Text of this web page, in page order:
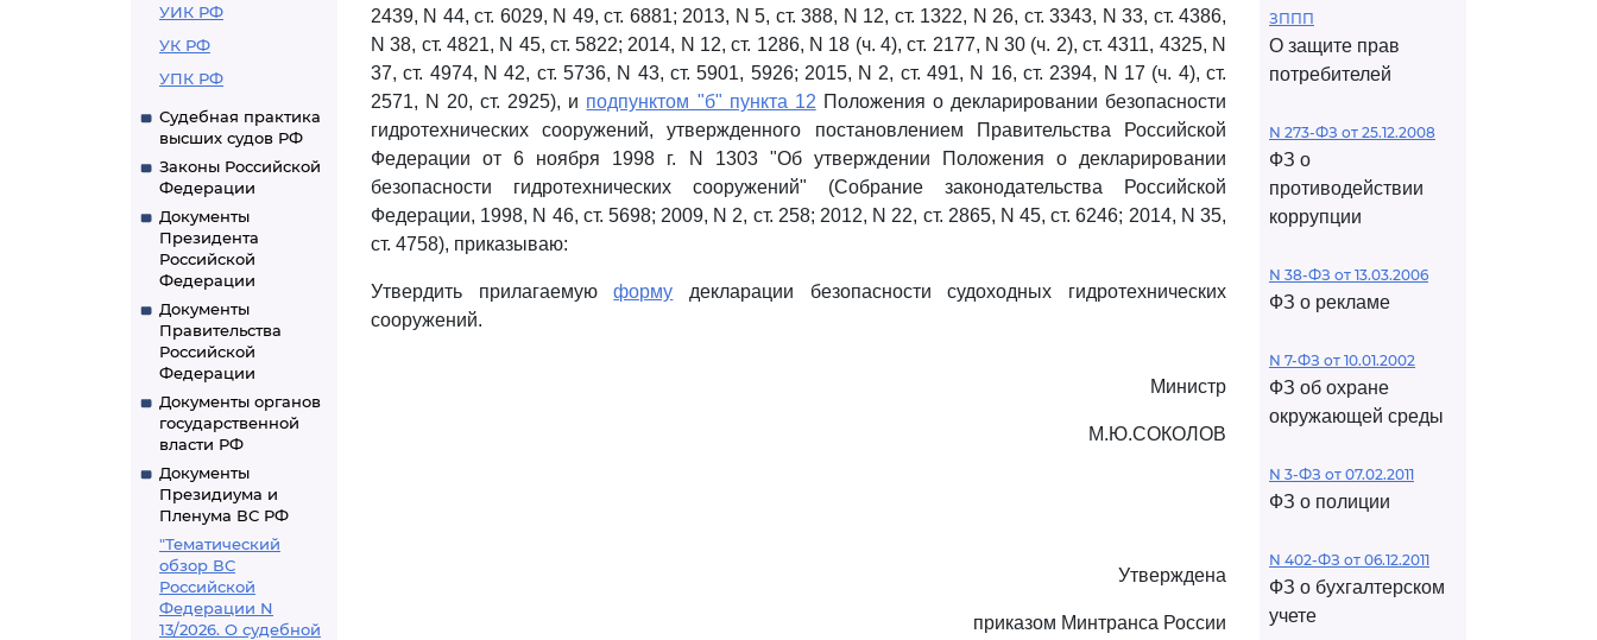
УИК РФ
УК РФ
УПК РФ
Судебная практика
высших судов РФ
Законы Российской
Федерации
Документы
Президента
Российской
Федерации
Документы
Правительства
Российской
Федерации
Документы органов
государственной
власти РФ
Документы
Президиума и
Пленума ВС РФ
"Тематический
обзор ВС
Российской
Федерации N
13/2026. О судебной
2439, N 44, ст. 6029, N 49, ст. 6881; 2013, N 5, ст. 388, N 12, ст. 1322, N 26, ст. 3343, N 33, ст. 4386,
N 38, ст. 4821, N 45, ст. 5822; 2014, N 12, ст. 1286, N 18 (ч. 4), ст. 2177, N 30 (ч. 2), ст. 4311, 4325, N
37, ст. 4974, N 42, ст. 5736, N 43, ст. 5901, 5926; 2015, N 2, ст. 491, N 16, ст. 2394, N 17 (ч. 4), ст.
2571, N 20, ст. 2925), и подпунктом "б" пункта 12 Положения о декларировании безопасности
гидротехнических сооружений, утвержденного постановлением Правительства Российской
Федерации от 6 ноября 1998 г. N 1303 "Об утверждении Положения о декларировании
безопасности гидротехнических сооружений" (Собрание законодательства Российской
Федерации, 1998, N 46, ст. 5698; 2009, N 2, ст. 258; 2012, N 22, ст. 2865, N 45, ст. 6246; 2014, N 35,
ст. 4758), приказываю:
Утвердить прилагаемуюформу декларации безопасности судоходных гидротехнических
сооружений.
Министр
М.Ю.СОКОЛОВ
Утверждена
приказом Минтранса России
ЗППП
О защите прав
потребителей
N 273-ФЗ от 25.12.2008
ФЗ о
противодействии
коррупции
N 38-ФЗ от 13.03.2006
ФЗ о рекламе
N 7-ФЗ от 10.01.2002
ФЗ об охране
окружающей среды
N 3-ФЗ от 07.02.2011
ФЗ о полиции
N 402-ФЗ от 06.12.2011
ФЗ о бухгалтерском
учете